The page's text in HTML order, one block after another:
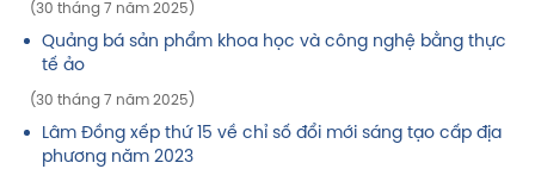
(30 tháng 7 năm 2025)
Quảng bá sản phẩm khoa học và công nghệ bằng thực
tế ảo
(30 tháng 7 năm 2025)
Lâm Đồng xếp thứ 15 về chỉ số đổi mới sáng tạo cấp địa
phương năm 2023